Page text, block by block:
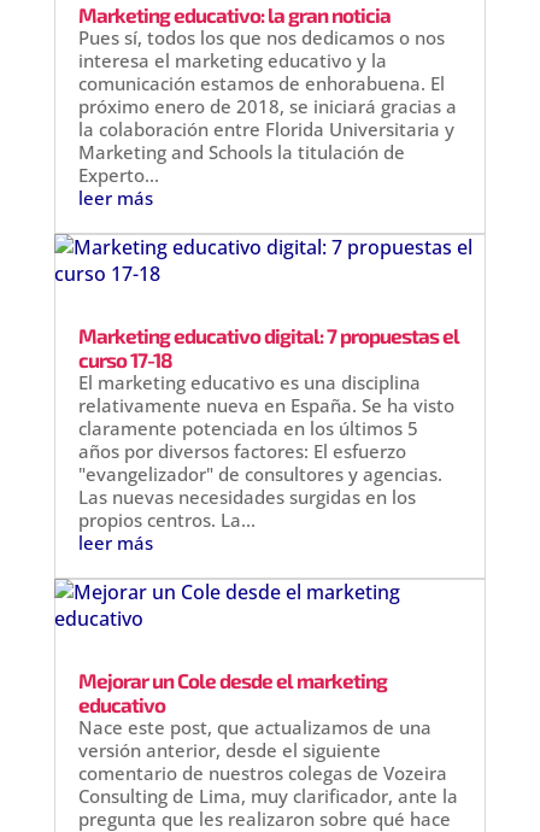
Marketing educativo: la gran noticia
Pues sí, todos los que nos dedicamos o nos
interesa el marketing educativo y la
comunicación estamos de enhorabuena. El
próximo enero de 2018, se iniciará gracias a
la colaboración entre Florida Universitaria y
Marketing and Schools la titulación de
Experto...
leer más
Marketing educativo digital: 7 propuestas el
curso 17-18
El marketing educativo es una disciplina
relativamente nueva en España. Se ha visto
claramente potenciada en los últimos 5
años por diversos factores: El esfuerzo
"evangelizador" de consultores y agencias.
Las nuevas necesidades surgidas en los
propios centros. La...
leer más
Mejorar un Cole desde el marketing
educativo
Nace este post, que actualizamos de una
versión anterior, desde el siguiente
comentario de nuestros colegas de Vozeira
Consulting de Lima, muy clarificador, ante la
pregunta que les realizaron sobre qué hace